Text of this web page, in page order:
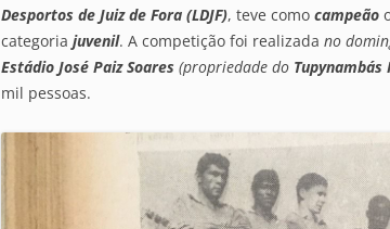
Desportos de Juiz de Fora (LDJF), teve como campeão
categoria juvenil. A competição foi realizada no
Estádio José Paiz Soares (propriedade do Tupynambás
mil pessoas.